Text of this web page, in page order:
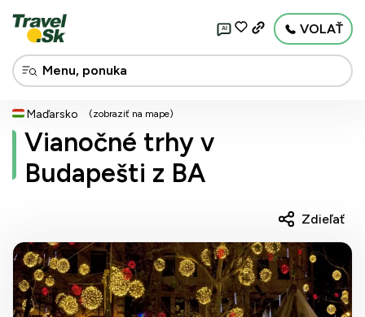
AI VOLAŤ
Maďarsko (zobraziť na mape)
Vianočné trhy v
Budapešti z BA
Zdieľať